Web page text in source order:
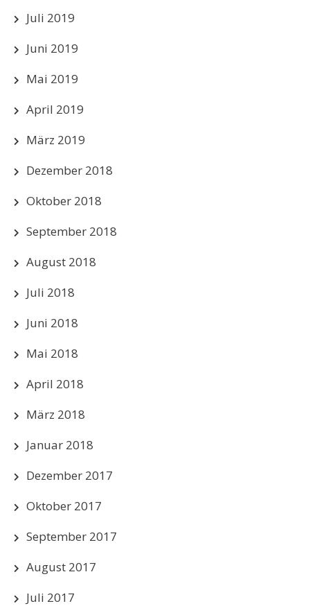
Juli 2019
Juni 2019
Mai 2019
April 2019
März 2019
Dezember 2018
Oktober 2018
September 2018
August 2018
Juli 2018
Juni 2018
Mai 2018
April 2018
März 2018
Januar 2018
Dezember 2017
Oktober 2017
September 2017
August 2017
Juli 2017